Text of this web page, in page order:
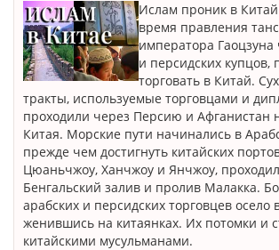
Ислам проник в Китай
время правления
императора Гаоцзуна
и персидских
торговать в Китай.
тракты, используемые торговцами и
проходили через Персию и Афганистан
Китая. Морские пути начинались в
прежде чем достигнуть китайских
Цюаньчжоу, Ханчжоу и Янчжоу,
Бенгальский залив и пролив Малакка.
арабских и персидских торговцев осело
женившись на китаянках. Их потомки и
китайскими мусульманами.